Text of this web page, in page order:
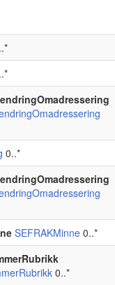
0..*
SEFRAKMinne 0..*
0..*